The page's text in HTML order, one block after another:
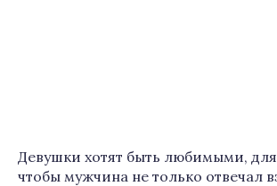
Девушки хотят быть любимыми,
чтобы мужчина не только отвечал